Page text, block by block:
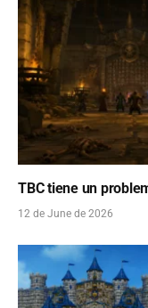
TBC tiene un
12 de June de 2026